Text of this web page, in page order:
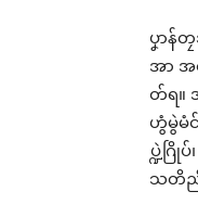
ပၞာန်
အာ
တ်ရ။
ဟွံမွဲမံင်
ပ္ဍဲဂ
သတိ